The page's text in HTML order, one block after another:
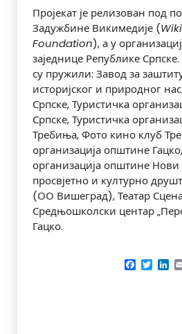
Пројекат је релизован под
Задужбине Викимедије (
Foundation), а у
заједнице Републике
су пружили: Завод за
историјског и природног
Српске, Туристичка
Српске, Туристичка
Требиња, Фото кино клуб
организација општине
организација општине Нови
просвјетно и културно
(ОО Вишеград), Театар
Средњошколски центар
Гацко.